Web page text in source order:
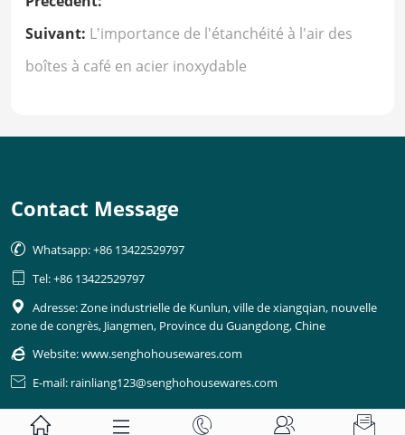
Suivant: L'importance de l'étanchéité à l'air des
boîtes à café en acier inoxydable
Contact Message
 Whatsapp: +86 13422529797
 Tel: +86 13422529797

Adresse: Zone industrielle de Kunlun, ville de xiangqian, nouvelle
zone de congrès, Jiangmen, Province du Guangdong, Chine
 Website:www.senghohousewares.com
 E-mail: rainliang123@senghohousewares.com
    